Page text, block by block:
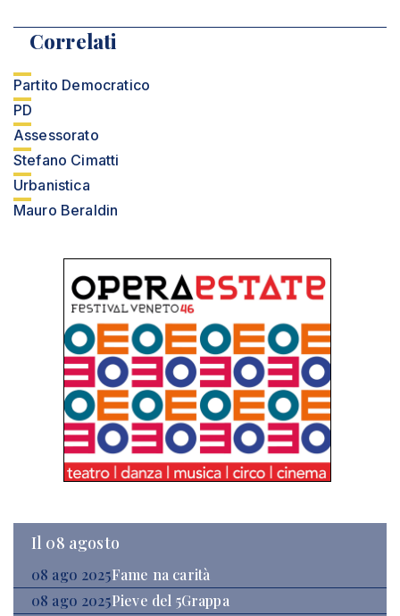
Correlati
Partito Democratico
PD
Assessorato
Stefano Cimatti
Urbanistica
Mauro Beraldin
Il 08 agosto
08 ago 2025Fame na carità
08 ago 2025Pieve del 5Grappa